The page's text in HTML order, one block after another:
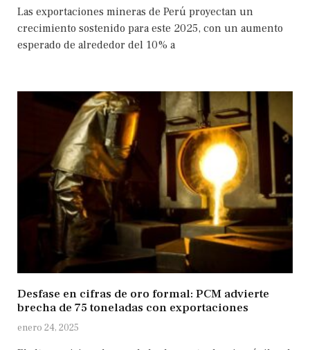
Las exportaciones mineras de Perú proyectan un
crecimiento sostenido para este 2025, con un aumento
esperado de alrededor del 10% a
Desfase en cifras de oro formal: PCM advierte
brecha de 75 toneladas con exportaciones
enero 24, 2025